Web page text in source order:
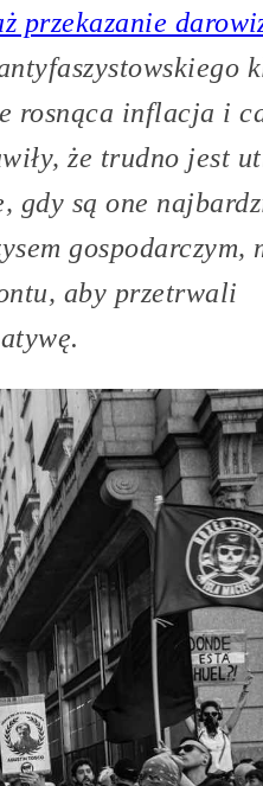
przekazanie
rosnąca inflacja i
że trudno jest
gdy są one
gospodarczym,
aby przetrwali